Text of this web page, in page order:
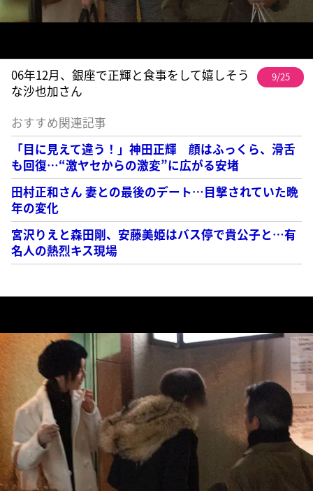
06年12月、銀座で正輝と食事をして嬉しそう
な沙也加さん
9/25
おすすめ関連記事
「目に見えて違う！」神田正輝 顔はふっくら、滑舌
も回復…“激ヤセからの激変”に広がる安堵
田村正和さん 妻との最後のデート…目撃されていた晩
年の変化
宮沢りえと森田剛、安藤美姫はバス停で貴公子と…有
名人の熱烈キス現場